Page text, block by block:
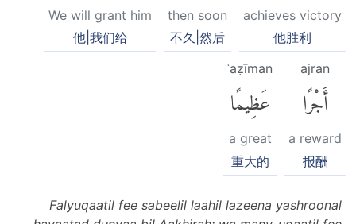
achieves victory
他胜利
then soon
不久|然后
We will grant him
他|我们给
ajran
أَجْرًا
a reward
报酬
ʿaẓīman
عَظِيمًا
a great
重大的
Falyuqaatil fee sabeelil laahil lazeena yashroonal